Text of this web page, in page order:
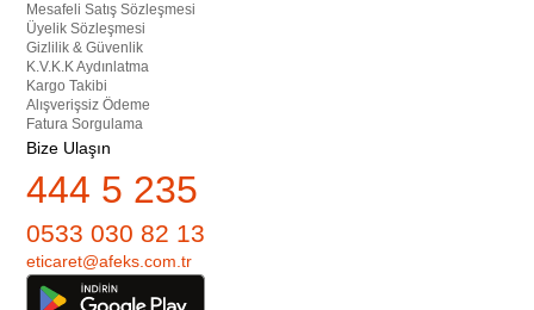
Mesafeli Satış Sözleşmesi
Üyelik Sözleşmesi
Gizlilik & Güvenlik
K.V.K.K Aydınlatma
Kargo Takibi
Alışverişsiz Ödeme
Fatura Sorgulama
Bize Ulaşın
444 5 235
0533 030 82 13
eticaret@afeks.com.tr